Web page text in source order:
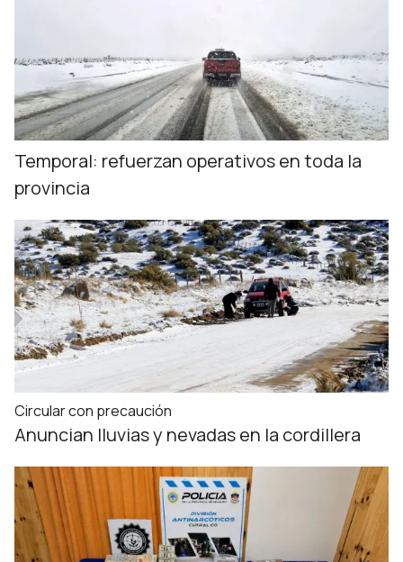
Temporal: refuerzan operativos en toda la
provincia
Circular con precaución
Anuncian lluvias y nevadas en la cordillera